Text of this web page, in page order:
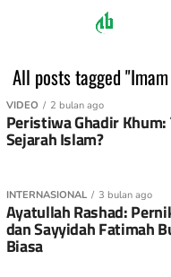
All posts tagged
VIDEO 2 bulan ago
Peristiwa Ghadir
Sejarah Islam?
INTERNASIONAL 3 bulan ago
Ayatullah Rashad:
dan Sayyidah Fatimah
Biasa